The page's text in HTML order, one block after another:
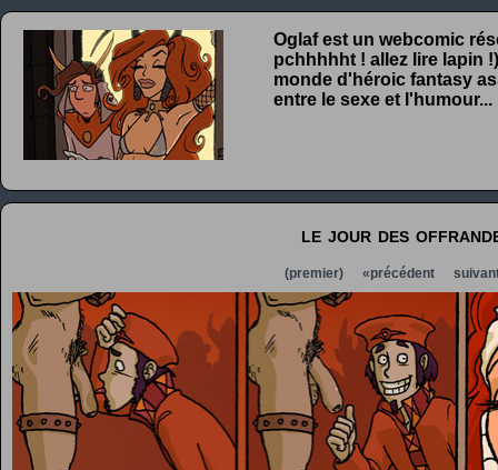
Oglaf est un webcomic
pchhhhht ! allez lire lapin
monde d'héroic fantasy
entre le sexe et l'humour...
le jour des
(premier) «précédent